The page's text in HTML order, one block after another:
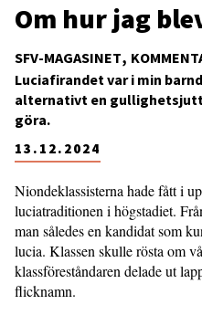
SFV-MAGASINET
Om hur jag
13.12.2024
Luciafirandet var i min
alternativt en
göra.
Niondeklassisterna hade fått i
luciatraditionen i högstadiet.
man således en kandidat som
lucia. Klassen skulle rösta om
klassföreståndaren delade ut
flicknamn.